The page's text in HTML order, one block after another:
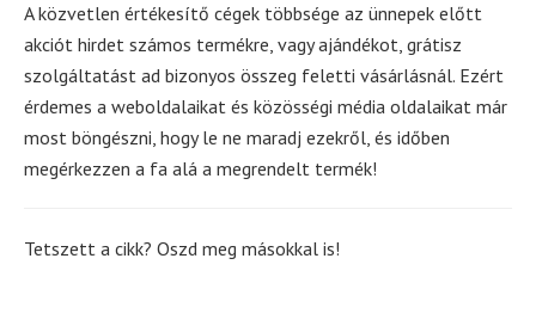
A közvetlen értékesítő cégek többsége az ünnepek előtt
akciót hirdet számos termékre, vagy ajándékot, grátisz
szolgáltatást ad bizonyos összeg feletti vásárlásnál. Ezért
érdemes a weboldalaikat és közösségi média oldalaikat már
most böngészni, hogy le ne maradj ezekről, és időben
megérkezzen a fa alá a megrendelt termék!
Tetszett a cikk? Oszd meg másokkal is!